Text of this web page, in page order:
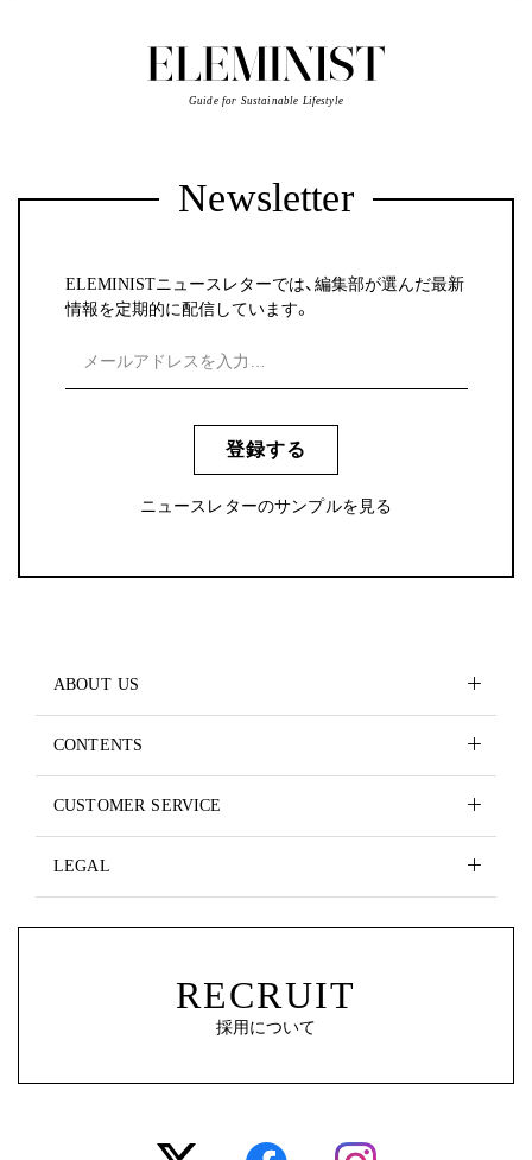
Guide for Sustainable Lifestyle
Newsletter
ELEMINISTニュースレターでは、編集部が選んだ最新
情報を定期的に配信しています。
登録する
ニュースレターのサンプルを見る
ABOUT US
CONTENTS
CUSTOMER SERVICE
LEGAL
RECRUIT
採用について